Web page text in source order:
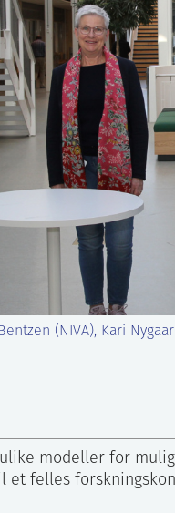
(NIVA), Kari
modeller for
et felles